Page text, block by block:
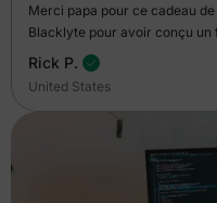
Merci papa pour ce cadeau
Blacklyte pour avoir conçu un
Rick P.
United States